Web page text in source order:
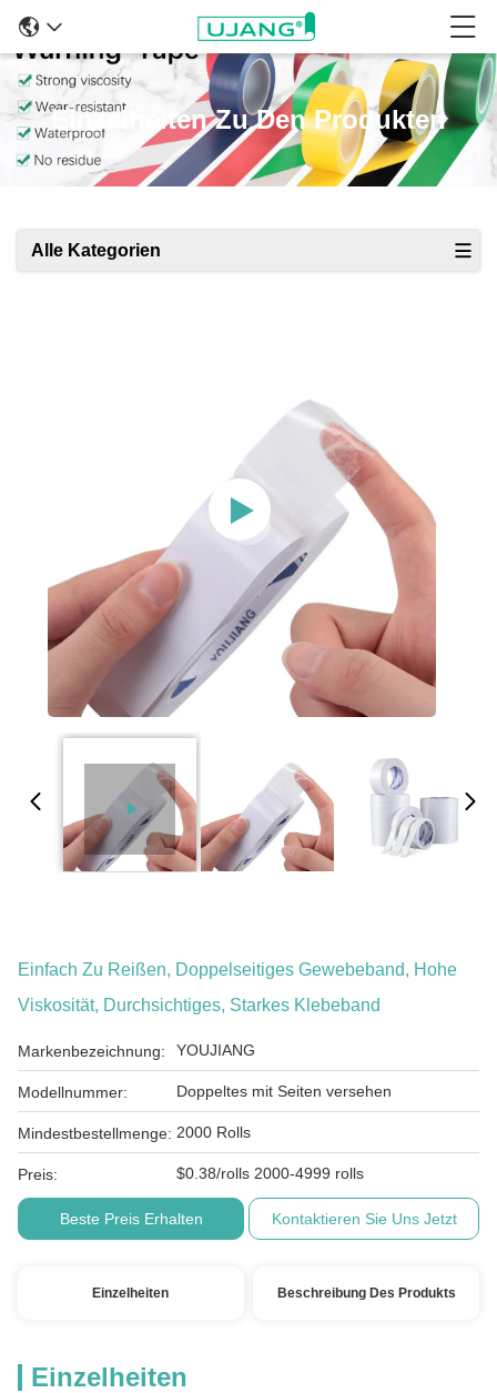
Einzelheiten Zu Den Produkten
Alle Kategorien
Einfach Zu Reißen, Doppelseitiges Gewebeband, Hohe
Viskosität, Durchsichtiges, Starkes Klebeband
Markenbezeichnung: YOUJIANG
Modellnummer: Doppeltes mit Seiten versehen
Mindestbestellmenge: 2000 Rolls
Preis: $0.38/rolls 2000-4999 rolls
Beste Preis Erhalten Kontaktieren Sie Uns Jetzt
Einzelheiten Beschreibung Des Produkts
Einzelheiten